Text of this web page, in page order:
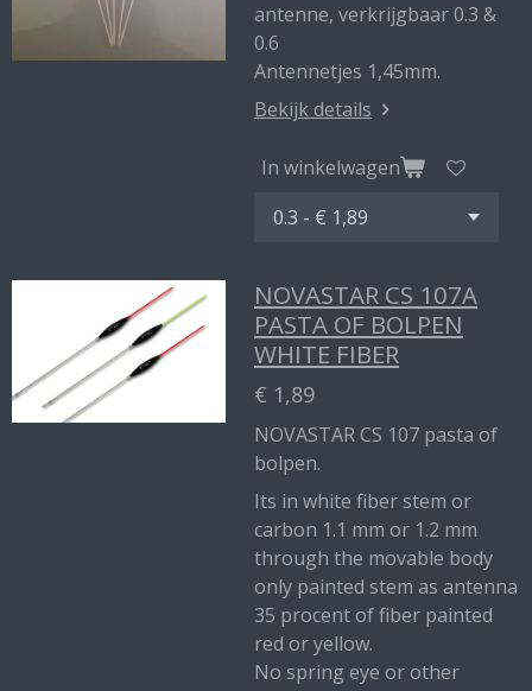
antenne, verkrijgbaar 0.3 &
0.6
Antennetjes 1,45mm.
Bekijk details
In winkelwagen
NOVASTAR CS 107A
PASTA OF BOLPEN
WHITE FIBER
€ 1,89
NOVASTAR CS 107 pasta of
bolpen.
Its in white fiber stem or
carbon 1.1 mm or 1.2 mm
through the movable body
only painted stem as antenna
35 procent of fiber painted
red or yellow.
No spring eye or other